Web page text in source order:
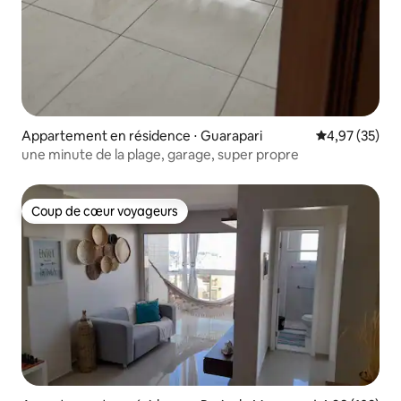
Appartement en résidence ⋅ Guarapari Évaluation
4,97 (35)
une minute de la plage, garage, super propre
Coup de cœur voyageurs
Coup de cœur voyageurs